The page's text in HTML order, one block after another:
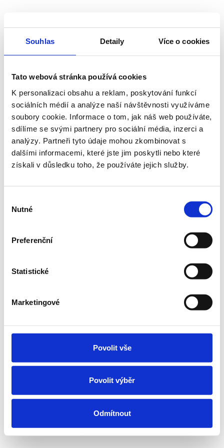
Souhlas Detaily Více o cookies
Tato webová stránka používá cookies
K personalizaci obsahu a reklam, poskytování funkcí
sociálních médií a analýze naší návštěvnosti využíváme
soubory cookie. Informace o tom, jak náš web používáte,
sdílíme se svými partnery pro sociální média, inzerci a
analýzy. Partneři tyto údaje mohou zkombinovat s
dalšími informacemi, které jste jim poskytli nebo které
získali v důsledku toho, že používáte jejich služby.
souhlasu
Nutné
Preferenční
Statistické
Marketingové
Povolit vše
Povolit výběr
Odmítnout